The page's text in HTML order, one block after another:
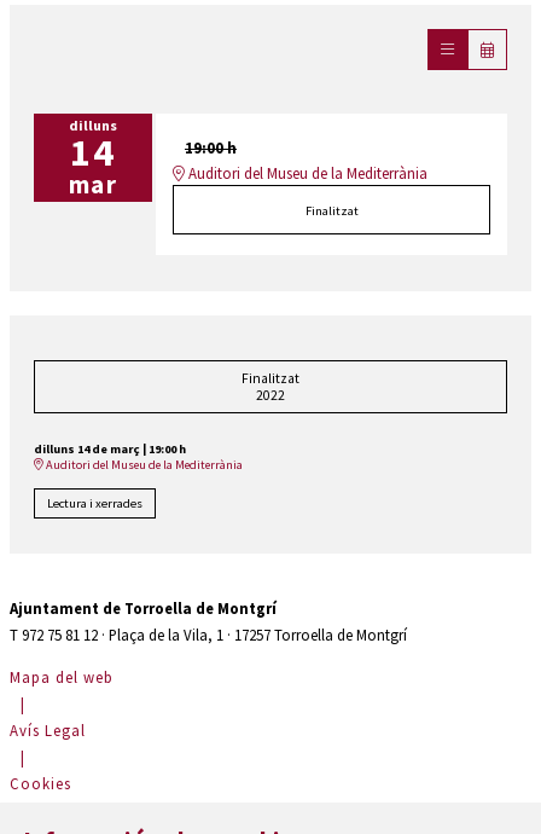
dilluns
14
mar
19:00 h
Auditori del Museu de la Mediterrània
Finalitzat
Finalitzat
2022
dilluns 14 de març
19:00 h
Auditori del Museu de la Mediterrània
Lectura i xerrades
Ajuntament de Torroella de Montgrí
T 972 75 81 12 · Plaça de la Vila, 1 · 17257 Torroella de Montgrí
Mapa del web
|
Avís Legal
|
Cookies